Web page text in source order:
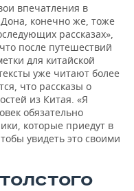
впечатления в
конечно же, тоже
рассказах»,
после путешествий
для китайской
уже читают более
что рассказы о
из Китая. «Я
обязательно
которые приедут в
увидеть это своими